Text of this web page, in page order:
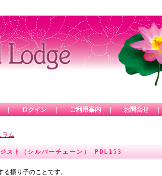
｜ ログイン ｜ ご利用案内 ｜ お問合せ
ラム
スト（シルバーチェーン） PDL153
振り子のことです。